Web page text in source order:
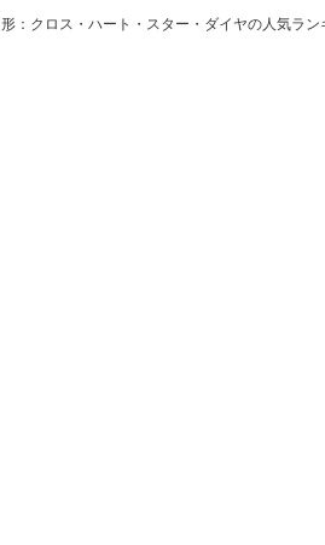
形：クロス・ハート・スター・ダイヤの人気ラン